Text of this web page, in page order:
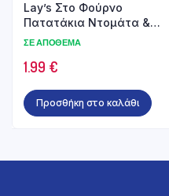
Lay’s Στο Φούρνο
Πατατάκια Ντομάτα &
Βασιλικός 105gr
ΣΕ ΑΠΌΘΕΜΑ
1.99 €
Προσθήκη στο καλάθι